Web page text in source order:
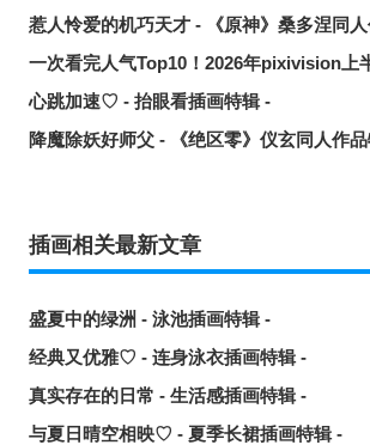
惹人怜爱的机巧天才 - 《原神》桑多涅同
一次看完人气Top10！2026年pixivision上
心跳加速♡ - 抬眼看插画特辑 -
降魔除妖好师父 - 《绝区零》仪玄同人作
插画相关最新文章
盛夏中的绿洲 - 泳池插画特辑 -
经典又优雅♡ - 连身泳衣插画特辑 -
真实存在的日常 - 生活感插画特辑 -
与夏日晴空相映♡ - 夏季长裙插画特辑 -